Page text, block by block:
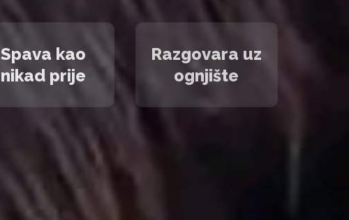
Spava kao
nikad prije
Razgovara uz
ognjište